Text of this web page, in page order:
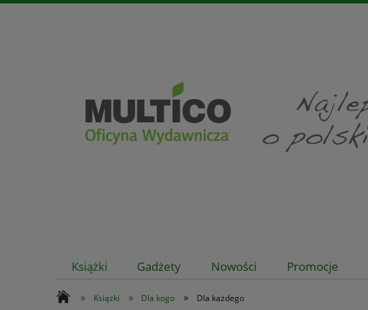
Książki Gadżety Nowości Promocje
» Książki » Dla kogo » Dla każdego